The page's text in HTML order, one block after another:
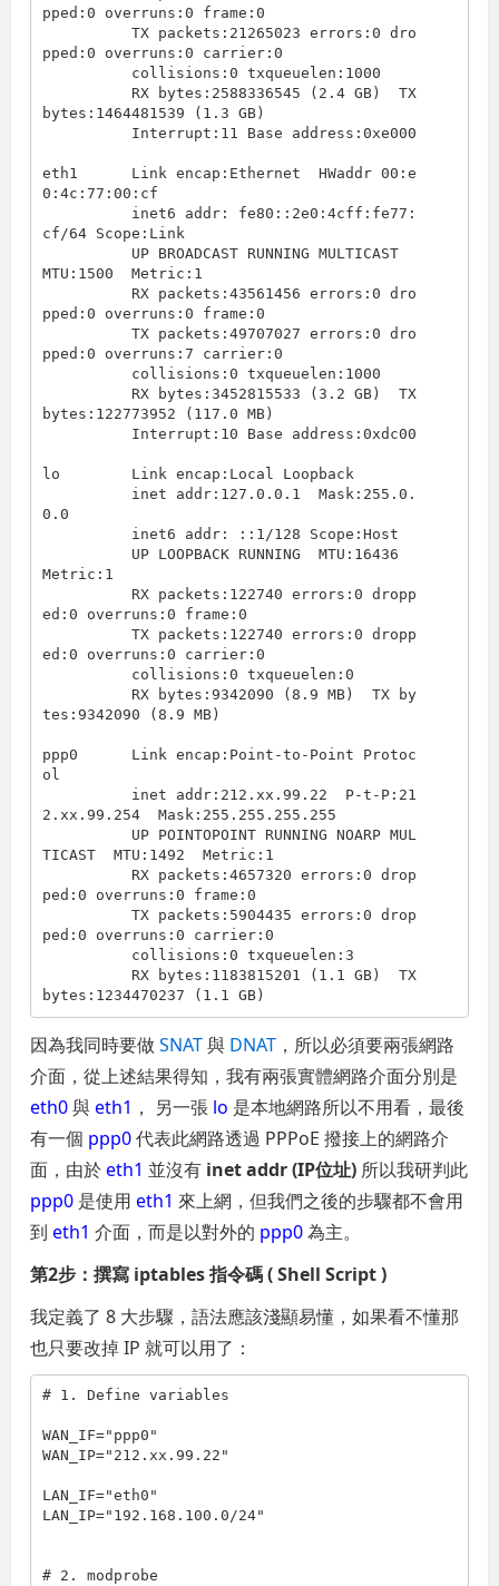
pped:0 overruns:0 frame:0
pped:0 overruns:0 carrier:0
bytes:1464481539 (1.3 GB)
eth1      Link encap:Ethernet  HWaddr 00:e
0:4c:77:00:cf
cf/64 Scope:Link
MTU:1500  Metric:1
pped:0 overruns:0 frame:0
pped:0 overruns:7 carrier:0
bytes:122773952 (117.0 MB)
lo        Link encap:Local Loopback
0.0
Metric:1
ed:0 overruns:0 frame:0
ed:0 overruns:0 carrier:0
tes:9342090 (8.9 MB)
ppp0      Link encap:Point-to-Point Protoc
ol
2.xx.99.254  Mask:255.255.255.255
TICAST  MTU:1492  Metric:1
ped:0 overruns:0 frame:0
ped:0 overruns:0 carrier:0
bytes:1234470237 (1.1 GB)
因為我同時要做SNAT與 DNAT ，所以必須要兩張網路
介面，從上述結果得知，我有兩張實體網路介面分別是
eth0與eth1 ， 另一張 lo 是本地網路所以不用看，最後
有一個 ppp0代表此網路透過 PPPoE 撥接上的網路介
面，由於eth1 並沒有 inet addr (IP位址) 所以我研判此
ppp0 是使用eth1 來上網，但我們之後的步驟都不會用
到eth1 介面，而是以對外的 ppp0為主。
第2步：撰寫 iptables 指令碼 ( Shell Script )
我定義了 8 大步驟，語法應該淺顯易懂，如果看不懂那
也只要改掉 IP 就可以用了：
# 1. Define variables
WAN_IF="ppp0"
WAN_IP="212.xx.99.22"
LAN_IF="eth0"
LAN_IP="192.168.100.0/24"
# 2. modprobe